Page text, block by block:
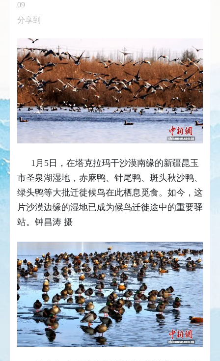
09
分享到
1月5日，在塔克拉玛干沙漠南缘的新疆昆玉
市圣泉湖湿地，赤麻鸭、针尾鸭、斑头秋沙鸭、
绿头鸭等大批迁徙候鸟在此栖息觅食。如今，这
片沙漠边缘的湿地已成为候鸟迁徙途中的重要驿
站。钟昌涛 摄